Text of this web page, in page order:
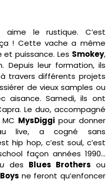
aime le rustique. C’est
! Cette vache a même
et puissance. Les Smokey,
Depuis leur formation, ils
travers différents projets
de vieux samples ou
aisance. Samedi, ils ont
Le duo, accompagné
MysDiggipour donner
live, a cogné sans
hip hop, c’est soul, c’est
façon années 1990…
des Blues Brothers ou
ne feront qu’enfoncer